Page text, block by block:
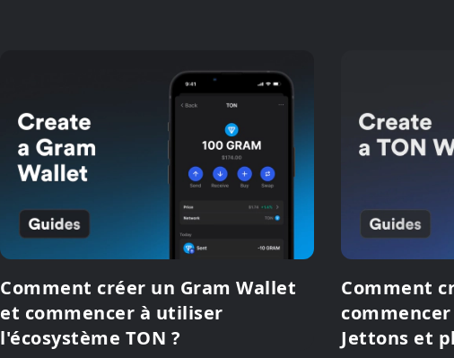
Comment créer un Gram Wallet
et commencer à utiliser
l'écosystème TON ?
Comment
Jettons et